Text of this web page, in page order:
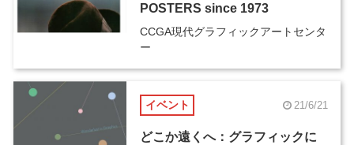
POSTERS since 1973
CCGA現代グラフィックアートセンタ
ー
イベント 21/6/21
どこか遠くへ：グラフィックに